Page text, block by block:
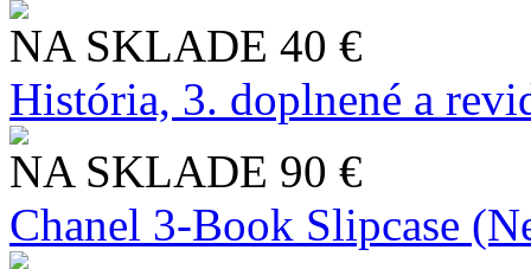
NA SKLADE 40 €
História, 3. doplnené a
NA SKLADE 90 €
Chanel 3-Book Slipcase